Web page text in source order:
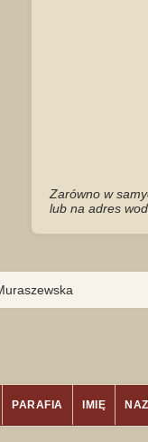
Zarówno w
lub na adres
PARAFIA IMIĘ